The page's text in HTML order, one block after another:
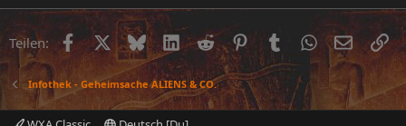
Teilen: FacebookX (Twitter)
BlueskyLinkedIn
Reddit PinterestTumblrWhatsApp
E-Mail
Infothek - Geheimsache ALIENS & CO.